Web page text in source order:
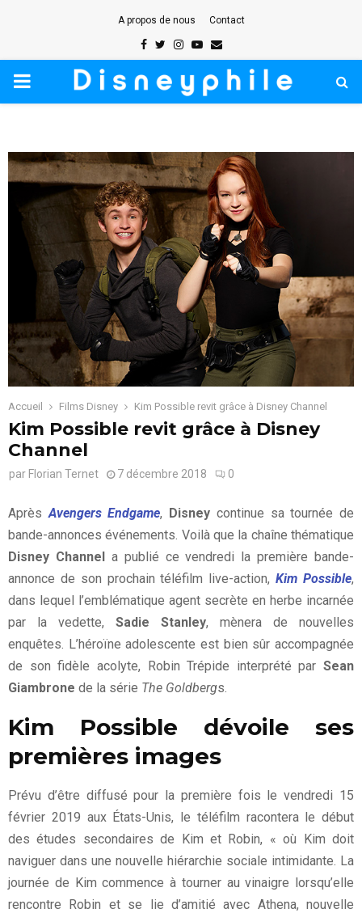
A propos de nous Contact
Facebook
TwitterInstagram
Youtube
Email
PRIMARY
Accueil Films Disney Kim Possible revit grâce à Disney Channel
Kim Possible revit grâce à Disney
Channel
par Florian Ternet 7 décembre 2018 0
AprèsAvengers Endgame, Disney continue sa tournée de
bande-annonces événements. Voilà que la chaîne thématique
Disney Channel a publié ce vendredi la première bande-
annonce de son prochain téléfilm live-action, Kim Possible,
dans lequel l’emblématique agent secrète en herbe incarnée
par la vedette, Sadie Stanley, mènera de nouvelles
enquêtes. L’héroïne adolescente est bien sûr accompagnée
de son fidèle acolyte, Robin Trépide interprété par Sean
Giambrone de la série The Goldbergs.
Kim Possible dévoile ses
premières images
Prévu d’être diffusé pour la première fois le vendredi 15
février 2019 aux États-Unis, le téléfilm racontera le début
des études secondaires de Kim et Robin, « où Kim doit
naviguer dans une nouvelle hiérarchie sociale intimidante. La
journée de Kim commence à tourner au vinaigre lorsqu’elle
rencontre Robin et se lie d’amitié avec Athena, nouvelle